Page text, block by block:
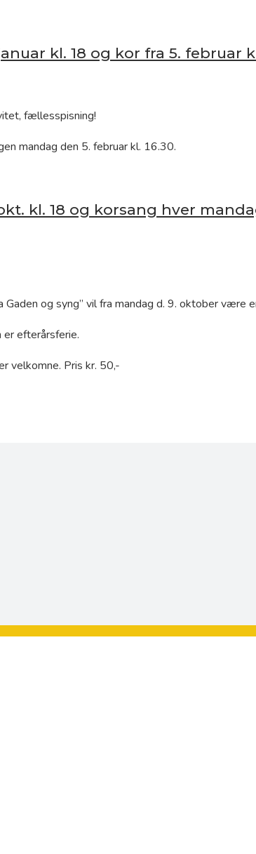
kl. 18 og kor fra 5. februar
fællesspisning!
mandag den 5. februar kl. 16.30.
kl. 18 og korsang hver
Gaden og syng” vil fra mandag d. 9. oktober være
er efterårsferie.
velkomne. Pris kr. 50,-